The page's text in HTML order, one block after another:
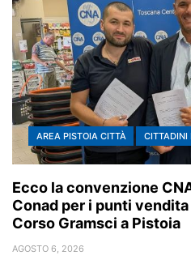
AREA PISTOIA CITTÀ CITTADINI
Ecco la convenzione
Conad per i punti vendita
Corso Gramsci a Pistoia
AGOSTO 6, 2026